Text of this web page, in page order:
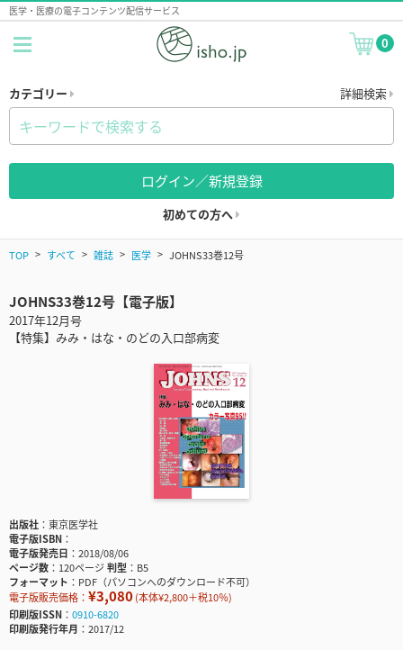
医学・医療の電子コンテンツ配信サービス
0
カテゴリー 詳細検索
ログイン／新規登録
初めての方へ
TOP すべて 雑誌 医学 JOHNS33巻12号
JOHNS33巻12号【電子版】
2017年12月号
【特集】みみ・はな・のどの入口部病変
出版社
東京医学社
電子版ISBN
電子版発売日
2018/08/06
ページ数
120ページ判型
B5
フォーマット
PDF（パソコンへのダウンロード不可）
電子版販売価格： ¥3,080(本体¥2,800＋税10％)
印刷版ISSN
0910-6820
印刷版発行年月
2017/12